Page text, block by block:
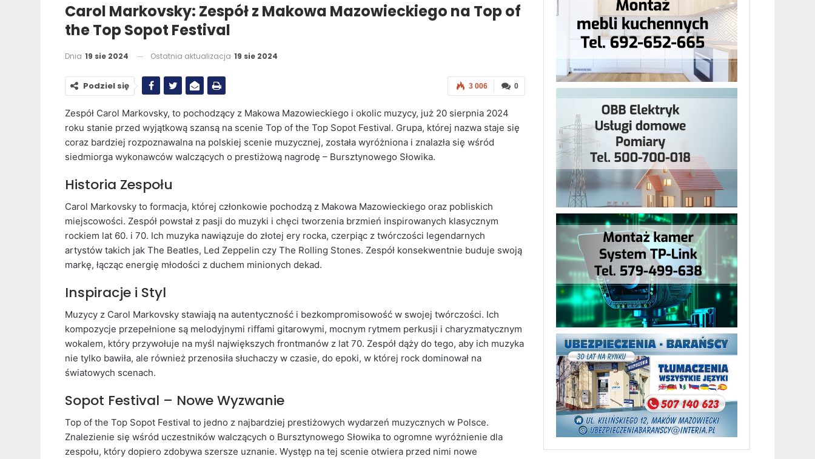
Carol Markovsky: Zespół z Makowa Mazowieckiego na Top of
the Top Sopot Festival
Dnia 19 sie 2024 Ostatnia aktualizacja 19 sie 2024
0
3 006
Podziel się
Zespół Carol Markovsky, to pochodzący z Makowa Mazowieckiego i okolic muzycy, już 20 sierpnia 2024
roku stanie przed wyjątkową szansą na scenie Top of the Top Sopot Festival. Grupa, której nazwa staje się
coraz bardziej rozpoznawalna na polskiej scenie muzycznej, została wyróżniona i znalazła się wśród
siedmiorga wykonawców walczących o prestiżową nagrodę – Bursztynowego Słowika.
Historia Zespołu
Carol Markovsky to formacja, której członkowie pochodzą z Makowa Mazowieckiego oraz pobliskich
miejscowości. Zespół powstał z pasji do muzyki i chęci tworzenia brzmień inspirowanych klasycznym
rockiem lat 60. i 70. Ich muzyka nawiązuje do złotej ery rocka, czerpiąc z twórczości legendarnych
artystów takich jak The Beatles, Led Zeppelin czy The Rolling Stones. Zespół konsekwentnie buduje swoją
markę, łącząc energię młodości z duchem minionych dekad.
Inspiracje i Styl
Muzycy z Carol Markovsky stawiają na autentyczność i bezkompromisowość w swojej twórczości. Ich
kompozycje przepełnione są melodyjnymi riffami gitarowymi, mocnym rytmem perkusji i charyzmatycznym
wokalem, który przywołuje na myśl największych frontmanów z lat 70. Zespół dąży do tego, aby ich muzyka
nie tylko bawiła, ale również przenosiła słuchaczy w czasie, do epoki, w której rock dominował na
światowych scenach.
Sopot Festival – Nowe Wyzwanie
Top of the Top Sopot Festival to jedno z najbardziej prestiżowych wydarzeń muzycznych w Polsce.
Znalezienie się wśród uczestników walczących o Bursztynowego Słowika to ogromne wyróżnienie dla
zespołu, który dopiero zdobywa szersze uznanie. Występ na tej scenie otwiera przed nimi nowe